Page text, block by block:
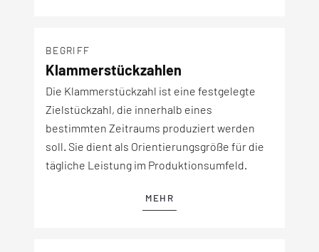
BEGRIFF
Klammerstückzahlen
Die Klammerstückzahl ist eine festgelegte
Zielstückzahl, die innerhalb eines
bestimmten Zeitraums produziert werden
soll. Sie dient als Orientierungsgröße für die
tägliche Leistung im Produktionsumfeld.
MEHR